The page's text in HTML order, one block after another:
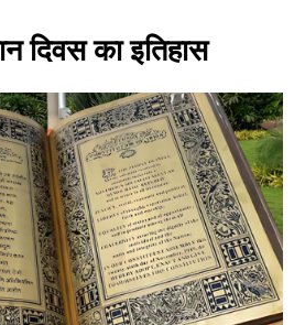
दिवस का इतिहास